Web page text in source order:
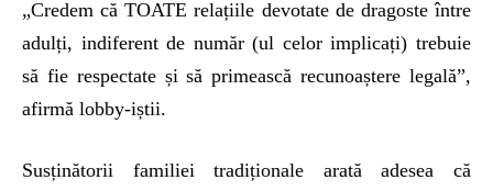
„Credem că TOATE relațiile devotate de dragoste între
adulți, indiferent de număr (ul celor implicați) trebuie
să fie respectate și să primească recunoaștere legală”,
afirmă lobby-iștii.
Susținătorii familiei tradiționale arată adesea că